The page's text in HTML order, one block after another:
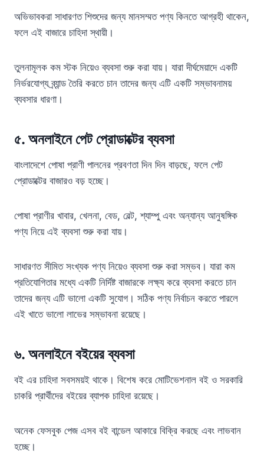
অভিভাবকরা সাধারণত শিশুদের জন্য মানসম্মত পণ্য কিনতে আগ্রহী থাকেন,
ফলে এই বাজারে চাহিদা স্থায়ী।
তুলনামূলক কম স্টক নিয়েও ব্যবসা শুরু করা যায়। যারা দীর্ঘমেয়াদে একটি
নির্ভরযোগ্য ব্র্যান্ড তৈরি করতে চান তাদের জন্য এটি একটি সম্ভাবনাময়
ব্যবসার ধারণা।
৫. অনলাইনে পেট প্রোডাক্টের ব্যবসা
বাংলাদেশে পোষা প্রাণী পালনের প্রবণতা দিন দিন বাড়ছে, ফলে পেট
প্রোডাক্টের বাজারও বড় হচ্ছে।
পোষা প্রাণীর খাবার, খেলনা, বেড, বেল্ট, শ্যাম্পু এবং অন্যান্য আনুষঙ্গিক
পণ্য নিয়ে এই ব্যবসা শুরু করা যায়।
সাধারণত সীমিত সংখ্যক পণ্য নিয়েও ব্যবসা শুরু করা সম্ভব। যারা কম
প্রতিযোগিতার মধ্যে একটি নির্দিষ্ট বাজারকে লক্ষ্য করে ব্যবসা করতে চান
তাদের জন্য এটি ভালো একটি সুযোগ। সঠিক পণ্য নির্বাচন করতে পারলে
এই খাতে ভালো লাভের সম্ভাবনা রয়েছে।
৬. অনলাইনে বইয়ের ব্যবসা
বই এর চাহিদা সবসময়ই থাকে। বিশেষ করে মোটিভেশনাল বই ও সরকারি
চাকরি প্রার্থীদের বইয়ের ব্যাপক চাহিদা রয়েছে।
অনেক ফেসবুক পেজ এসব বই বান্ডেল আকারে বিক্রি করছে এবং লাভবান
হচ্ছে।